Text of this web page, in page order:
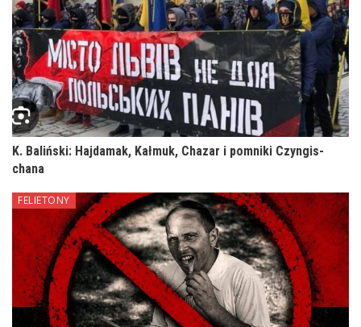
K. Baliński: Hajdamak, Kałmuk, Chazar i pomniki Czyngis-
chana
FELIETONY